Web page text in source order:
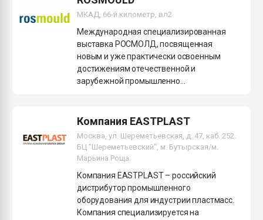
МКАД, 66-й километр, вл2
Международная специализированная
выставка РОСМОЛД, посвященная
новым и уже практически освоенным
достижениям отечественной и
зарубежной промышленно...
Компания EASTPLAST
Москва, ул. Шереметьевская, д. 47, каб. 252.
БЦ "Шереметьевский", м. Бутырская/м.
Марьина Роща.
Компания EASTPLAST – российский
дистрибутор промышленного
оборудования для индустрии пластмасс.
Компания специализируется на